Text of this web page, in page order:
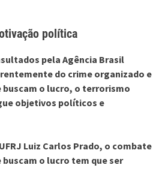
política
pela Agência Brasil
do crime organizado e
o lucro, o terrorismo
objetivos políticos e
Luiz Carlos Prado, o combate
o lucro tem que ser